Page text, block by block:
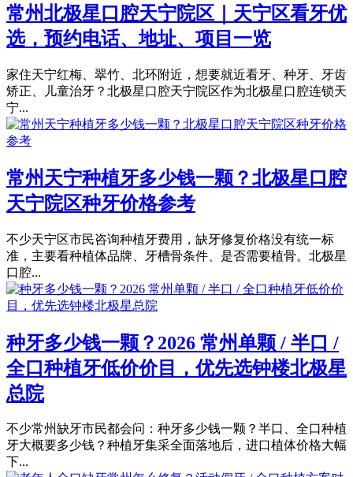
常州北极星口腔天宁院区｜天宁区看牙优
选，预约电话、地址、项目一览
家住天宁红梅、翠竹、北环附近，想要就近看牙、种牙、牙齿
矫正、儿童治牙？北极星口腔天宁院区作为北极星口腔连锁天
宁...
常州天宁种植牙多少钱一颗？北极星口腔
天宁院区种牙价格参考
不少天宁区市民咨询种植牙费用，缺牙修复价格没有统一标
准，主要看种植体品牌、牙槽骨条件、是否需要植骨。北极星
口腔...
种牙多少钱一颗？2026 常州单颗 / 半口 /
全口种植牙低价价目，优先选钟楼北极星
总院
不少常州缺牙市民都会问：种牙多少钱一颗？半口、全口种植
牙大概要多少钱？种植牙集采全面落地后，进口植体价格大幅
下...